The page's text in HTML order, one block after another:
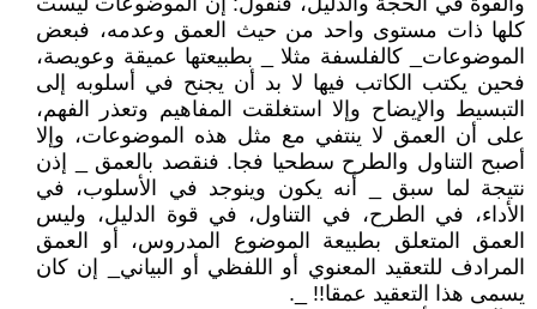
كلها ذات مستوى واحد من حيث العمق وعدمه، فبعض
الموضوعات_ كالفلسفة مثلا _ بطبيعتها عميقة وعويصة،
فحين يكتب الكاتب فيها لا بد أن يجنح في أسلوبه إلى
التبسيط والإيضاح وإلا استغلقت المفاهيم وتعذر الفهم،
على أن العمق لا ينتفي مع مثل هذه الموضوعات، وإلا
أصبح التناول والطرح سطحيا فجا. فنقصد بالعمق _ إذن
نتيجة لما سبق _ أنه يكون وينوجد في الأسلوب، في
الأداء، في الطرح، في التناول، في قوة الدليل، وليس
العمق المتعلق بطبيعة الموضوع المدروس، أو العمق
المرادف للتعقيد المعنوي أو اللفظي أو البياني_ إن كان
يسمى هذا التعقيد عمقا!! _.